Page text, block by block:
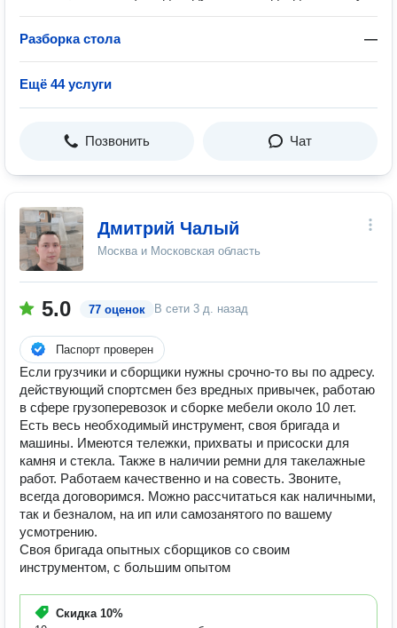
Разборка стола —
Ещё 44 услуги
Позвонить Чат
Дмитрий Чалый
Москва и Московская область
5.0 77 оценок В сети 3 д. назад
Паспорт проверен
Если грузчики и сборщики нужны срочно-то вы по адресу.
действующий спортсмен без вредных привычек, работаю
в сфере грузоперевозок и сборке мебели около 10 лет.
Есть весь необходимый инструмент, своя бригада и
машины. Имеются тележки, прихваты и присоски для
камня и стекла. Также в наличии ремни для такелажные
работ. Работаем качественно и на совесть. Звоните,
всегда договоримся. Можно рассчитаться как наличными,
так и безналом, на ип или самозанятого по вашему
усмотрению.
Своя бригада опытных сборщиков со своим
инструментом, с большим опытом
Скидка 10%